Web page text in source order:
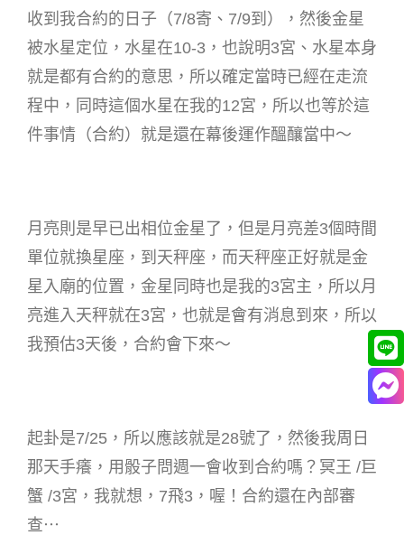
收到我合約的日子（7/8寄、7/9到），然後金星
被水星定位，水星在10-3，也說明3宮、水星本身
就是都有合約的意思，所以確定當時已經在走流
程中，同時這個水星在我的12宮，所以也等於這
件事情（合約）就是還在幕後運作醞釀當中～
月亮則是早已出相位金星了，但是月亮差3個時間
單位就換星座，到天秤座，而天秤座正好就是金
星入廟的位置，金星同時也是我的3宮主，所以月
亮進入天秤就在3宮，也就是會有消息到來，所以
我預估3天後，合約會下來～
起卦是7/25，所以應該就是28號了，然後我周日
那天手癢，用骰子問週一會收到合約嗎？冥王 /巨
蟹 /3宮，我就想，7飛3，喔！合約還在內部審
查⋯